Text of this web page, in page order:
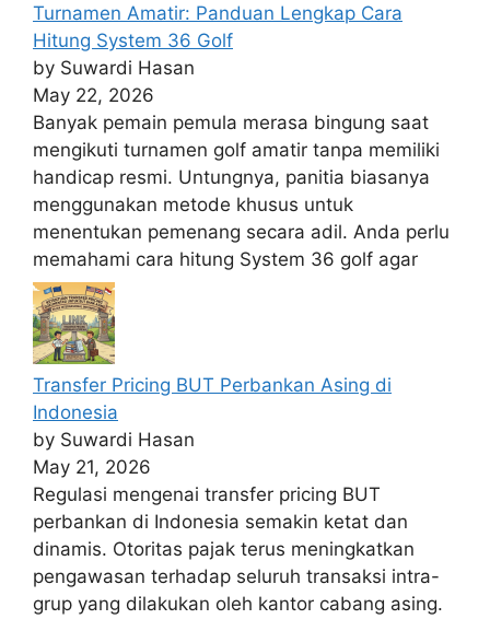
Turnamen Amatir: Panduan Lengkap Cara
Hitung System 36 Golf
by Suwardi Hasan
May 22, 2026
Banyak pemain pemula merasa bingung saat
mengikuti turnamen golf amatir tanpa memiliki
handicap resmi. Untungnya, panitia biasanya
menggunakan metode khusus untuk
menentukan pemenang secara adil. Anda perlu
memahami cara hitung System 36 golf agar
Transfer Pricing BUT Perbankan Asing di
Indonesia
by Suwardi Hasan
May 21, 2026
Regulasi mengenai transfer pricing BUT
perbankan di Indonesia semakin ketat dan
dinamis. Otoritas pajak terus meningkatkan
pengawasan terhadap seluruh transaksi intra-
grup yang dilakukan oleh kantor cabang asing.